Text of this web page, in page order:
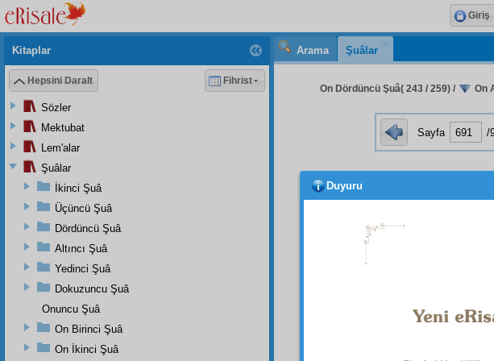
Arama Şuâlar
On Dördüncü Şuâ( 243 / 259) / On
Sayfa /
Sayın hâkimler,
Bir din
i ile
yazmak ve din
hizmet-i diniye
ediyor? Biz ne
Kitaplar
Hepsini Daralt Fihrist
Sözler
Mektubat
Lem'alar
Şuâlar
İkinci Şuâ
Üçüncü Şuâ
Dördüncü Şuâ
Altıncı Şuâ
Yedinci Şuâ
Dokuzuncu Şuâ
Onuncu Şuâ
On Birinci Şuâ
On İkinci Şuâ
Giriş
Duyuru